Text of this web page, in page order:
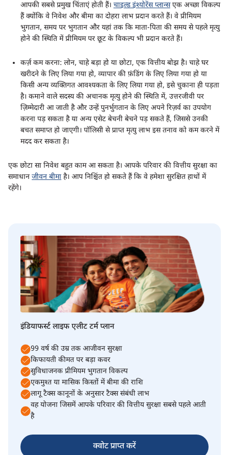
इंडियाफर्स्ट लाइफ एलीट टर्म प्लान
99 वर्ष की उम्र तक आजीवन सुरक्षा
किफायती कीमत पर बड़ा कवर
सुविधाजनक प्रीमियम भुगतान विकल्प
एकमुश्त या मासिक किस्तों में बीमा की राशि
लागू टैक्स कानूनों के अनुसार टैक्स संबंधी लाभ
वह योजना जिसमें आपके परिवार की वित्तीय सुरक्षा सबसे पहले आती
है
क्वोट प्राप्त करें
आपकी सबसे प्रमुख चिंताएं होती हैं। चाइल्ड इंश्योरेंस प्लान्सएक अच्छा विकल्प
हैं क्योंकि वे निवेश और बीमा का दोहरा लाभ प्रदान करते हैं। वे प्रीमियम
भुगतान, समय पर भुगतान और यहां तक ​​कि माता-पिता की समय से पहले मृत्यु
होने की स्थिति में प्रीमियम पर छूट के विकल्प भी प्रदान करते हैं।
कर्ज़ कम करना: लोन, चाहे बड़ा हो या छोटा, एक वित्तीय बोझ है। चाहे घर
खरीदने के लिए लिया गया हो, व्यापार की फ़ंडिंग के लिए लिया गया हो या
किसी अन्य व्यक्तिगत आवश्यकता के लिए लिया गया हो, इसे चुकाना ही पड़ता
है। कमाने वाले सदस्य की अचानक मृत्यु होने की स्थिति में, उत्तरजीवी पर
ज़िम्मेदारी आ जाती है और उन्हें पुनर्भुगतान के लिए अपने रिज़र्व का उपयोग
करना पड़ सकता है या अन्य एसेट बेचनी बेचने पड़ सकते हैं, जिससे उनकी
बचत समाप्त हो जाएगी। पॉलिसी से प्राप्त मृत्यु लाभ इस तनाव को कम करने में
मदद कर सकता है।
एक छोटा सा निवेश बहुत काम आ सकता है। आपके परिवार की वित्तीय सुरक्षा का
समाधान जीवन बीमा है। आप निश्चिंत हो सकते हैं कि वे हमेशा सुरक्षित हाथों में
रहेंगे।